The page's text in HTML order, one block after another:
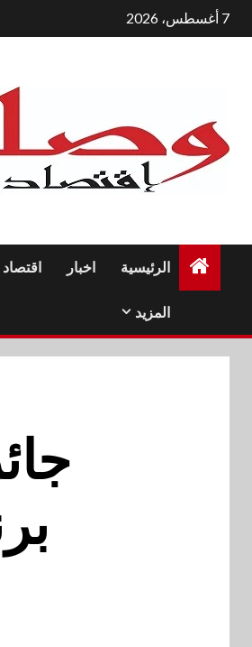
التجاوز
إلى
7 أغسطس، 2026
الرئيسية اخبار اقتصاد
المزيد